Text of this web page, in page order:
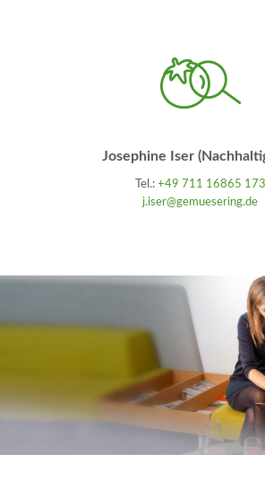
Josephine Iser
Tel.: +49 711 16865 173
j.iser@gemuesering.de